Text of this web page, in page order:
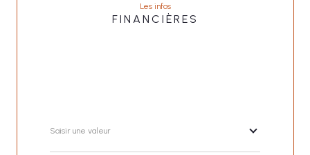
Les infos
FINANCIÈRES
Saisir une valeur